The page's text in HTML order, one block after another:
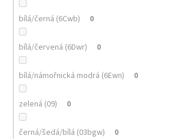
bílá/černá (6Cwb) 0
bílá/červená (6Dwr) 0
bílá/námořnická modrá (6Ewn) 0
zelená (09) 0
černá/šedá/bílá (03bgw) 0